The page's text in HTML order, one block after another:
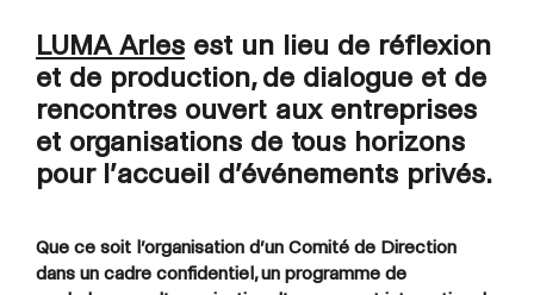
LUMA Arles est un lieu de réflexion
et de production, de dialogue et de
rencontres ouvert aux entreprises
et organisations de tous horizons
pour l’accueil d’événements privés.
Que ce soit l’organisation d’un Comité de Direction
dans un cadre confidentiel, un programme de